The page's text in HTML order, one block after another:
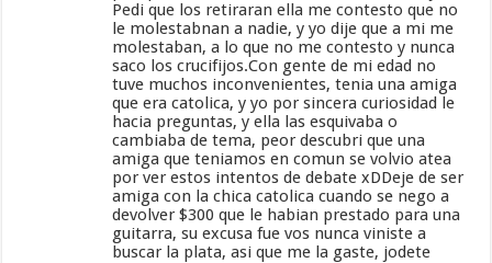
Pedi que los retiraran ella me contesto que no
le molestabnan a nadie, y yo dije que a mi me
molestaban, a lo que no me contesto y nunca
saco los crucifijos.Con gente de mi edad no
tuve muchos inconvenientes, tenia una amiga
que era catolica, y yo por sincera curiosidad le
hacia preguntas, y ella las esquivaba o
cambiaba de tema, peor descubri que una
amiga que teniamos en comun se volvio atea
por ver estos intentos de debate xDDeje de ser
amiga con la chica catolica cuando se nego a
devolver $300 que le habian prestado para una
guitarra, su excusa fue vos nunca viniste a
buscar la plata, asi que me la gaste, jodete